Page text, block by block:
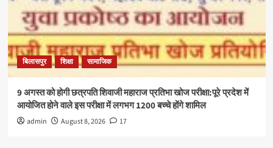
बिलासपुर शिक्षा सामाजिक
9 अगस्त को होगी छत्रपति शिवाजी महाराज प्रतिभा खोज परीक्षा:पूरे प्रदेश में
आयोजित होने वाले इस परीक्षा में लगभग 1200 बच्चे होंगे शामिल
admin August 8, 2026 17